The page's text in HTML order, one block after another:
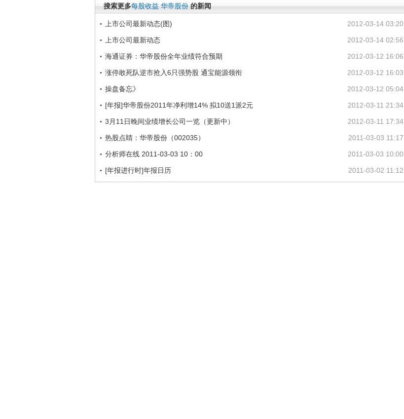
搜索更多每股收益 华帝股份 的新闻
2012-03-14 03:20
上市公司最新动态(图)
2012-03-14 02:56
上市公司最新动态
2012-03-12 16:06
海通证券：华帝股份全年业绩符合预期
2012-03-12 16:03
涨停敢死队逆市抢入6只强势股 通宝能源领衔
2012-03-12 05:04
操盘备忘》
2012-03-11 21:34
[年报]华帝股份2011年净利增14% 拟10送1派2元
2012-03-11 17:34
3月11日晚间业绩增长公司一览（更新中）
2011-03-03 11:17
热股点睛：华帝股份（002035）
2011-03-03 10:00
分析师在线 2011-03-03 10：00
2011-03-02 11:12
[年报进行时]年报日历